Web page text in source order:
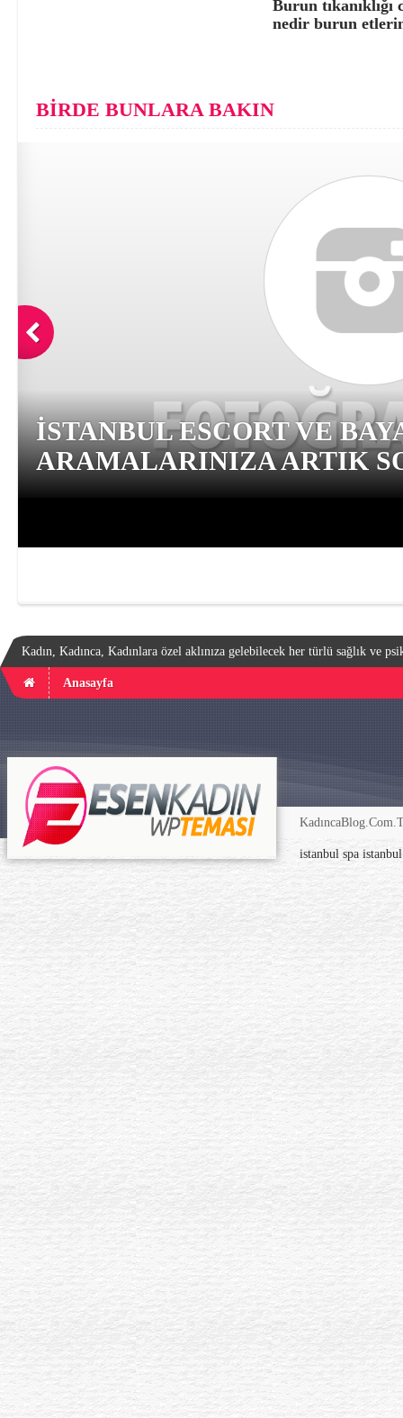
Burun tıkanıklığı
nedir burun
BİRDE BUNLARA BAKIN
İSTANBUL ESCORT VE
ARAMALARINIZA ARTIK
Kadın, Kadınca, Kadınlara özel aklınıza gelebilecek her türlü sağlık ve
Anasayfa
istanbul spa